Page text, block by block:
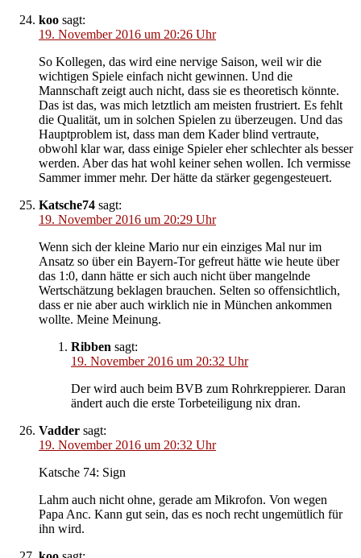
koo sagt:
19. November 2016 um 20:26 Uhr
So Kollegen, das wird eine nervige Saison, weil wir die
wichtigen Spiele einfach nicht gewinnen. Und die
Mannschaft zeigt auch nicht, dass sie es theoretisch könnte.
Das ist das, was mich letztlich am meisten frustriert. Es fehlt
die Qualität, um in solchen Spielen zu überzeugen. Und das
Hauptproblem ist, dass man dem Kader blind vertraute,
obwohl klar war, dass einige Spieler eher schlechter als besser
werden. Aber das hat wohl keiner sehen wollen. Ich vermisse
Sammer immer mehr. Der hätte da stärker gegengesteuert.
Katsche74 sagt:
19. November 2016 um 20:29 Uhr
Wenn sich der kleine Mario nur ein einziges Mal nur im
Ansatz so über ein Bayern-Tor gefreut hätte wie heute über
das 1:0, dann hätte er sich auch nicht über mangelnde
Wertschätzung beklagen brauchen. Selten so offensichtlich,
dass er nie aber auch wirklich nie in München ankommen
wollte. Meine Meinung.
Ribben sagt:
19. November 2016 um 20:32 Uhr
Der wird auch beim BVB zum Rohrkreppierer. Daran
ändert auch die erste Torbeteiligung nix dran.
Vadder sagt:
19. November 2016 um 20:32 Uhr
Katsche 74: Sign
Lahm auch nicht ohne, gerade am Mikrofon. Von wegen
Papa Anc. Kann gut sein, das es noch recht ungemütlich für
ihn wird.